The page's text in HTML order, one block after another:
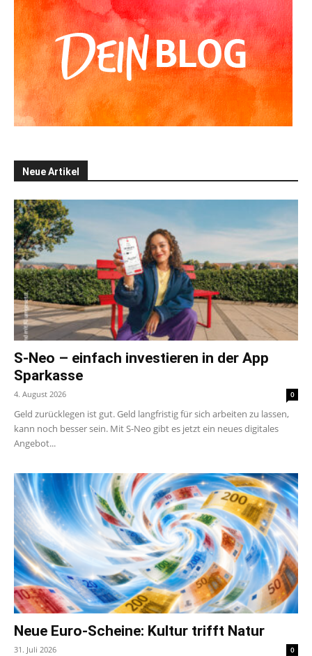
Neue Artikel
S-Neo – einfach investieren in der App
Sparkasse
4. August 2026 0
Geld zurücklegen ist gut. Geld langfristig für sich arbeiten zu lassen,
kann noch besser sein. Mit S-Neo gibt es jetzt ein neues digitales
Angebot...
Neue Euro-Scheine: Kultur trifft Natur
31. Juli 2026 0